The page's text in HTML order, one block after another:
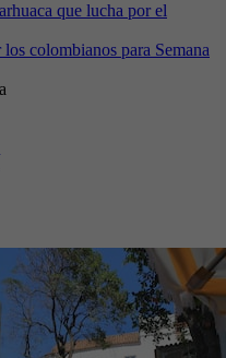
que lucha por el
colombianos para Semana